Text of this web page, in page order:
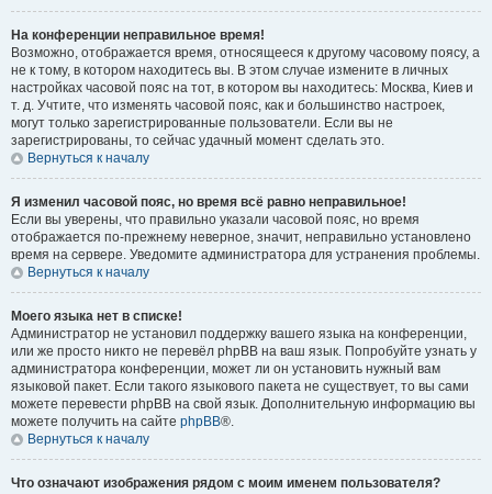
На конференции неправильное время!
Возможно, отображается время, относящееся к другому часовому поясу, а
не к тому, в котором находитесь вы. В этом случае измените в личных
настройках часовой пояс на тот, в котором вы находитесь: Москва, Киев и
т. д. Учтите, что изменять часовой пояс, как и большинство настроек,
могут только зарегистрированные пользователи. Если вы не
зарегистрированы, то сейчас удачный момент сделать это.
Вернуться к началу
Я изменил часовой пояс, но время всё равно неправильное!
Если вы уверены, что правильно указали часовой пояс, но время
отображается по-прежнему неверное, значит, неправильно установлено
время на сервере. Уведомите администратора для устранения проблемы.
Вернуться к началу
Моего языка нет в списке!
Администратор не установил поддержку вашего языка на конференции,
или же просто никто не перевёл phpBB на ваш язык. Попробуйте узнать у
администратора конференции, может ли он установить нужный вам
языковой пакет. Если такого языкового пакета не существует, то вы сами
можете перевести phpBB на свой язык. Дополнительную информацию вы
можете получить на сайте phpBB®.
Вернуться к началу
Что означают изображения рядом с моим именем пользователя?